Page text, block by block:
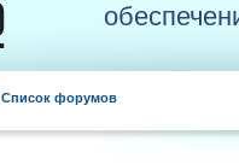
Список форумов